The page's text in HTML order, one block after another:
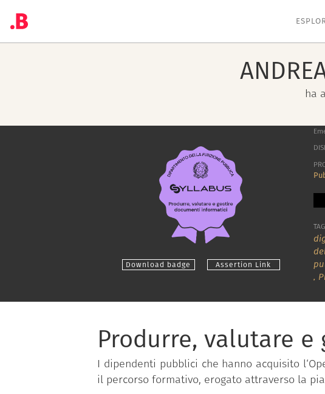
ha
Download badge Assertion Link
,
Produrre, valutare
I dipendenti pubblici che hanno acquisito
il percorso formativo, erogato attraverso la